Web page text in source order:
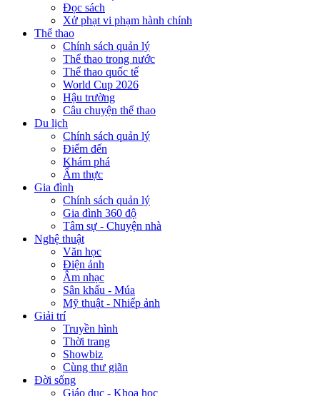
Đọc sách
Xử phạt vi phạm hành chính
Thể thao
Chính sách quản lý
Thể thao trong nước
Thể thao quốc tế
World Cup 2026
Hậu trường
Câu chuyện thể thao
Du lịch
Chính sách quản lý
Điểm đến
Khám phá
Ẩm thực
Gia đình
Chính sách quản lý
Gia đình 360 độ
Tâm sự - Chuyện nhà
Nghệ thuật
Văn học
Điện ảnh
Âm nhạc
Sân khấu - Múa
Mỹ thuật - Nhiếp ảnh
Giải trí
Truyền hình
Thời trang
Showbiz
Cùng thư giãn
Đời sống
Giáo dục - Khoa học